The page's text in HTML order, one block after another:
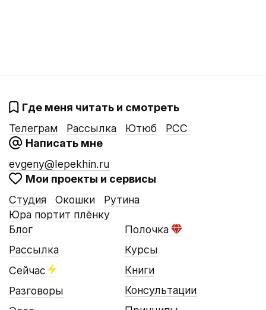
Где меня читать и смотреть
Телеграм
Рассылка Ютюб
РСС
Написать мне
evgeny@lepekhin.ru
Мои проекты и сервисы
Студия
Окошки
Юра портит плёнку
Рутина
Блог
Рассылка
Сейчас
Разговоры
Полочка
Курсы
Книги
Консультации